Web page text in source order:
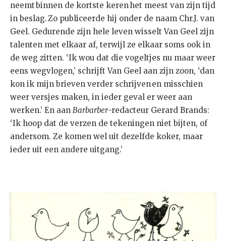
neemt binnen de kortste keren het meest van zijn tijd
in beslag. Zo publiceerde hij onder de naam Chr.J. van
Geel. Gedurende zijn hele leven wisselt Van Geel zijn
talenten met elkaar af, terwijl ze elkaar soms ook in
de weg zitten. ‘Ik wou dat die vogeltjes nu maar weer
eens wegvlogen,’ schrijft Van Geel aan zijn zoon, ‘dan
kon ik mijn brieven verder schrijven en misschien
weer versjes maken, in ieder geval er weer aan
werken.’ En aan Barbarber-redacteur Gerard Brands:
‘Ik hoop dat de verzen de tekeningen niet bijten, of
andersom. Ze komen wel uit dezelfde koker, maar
ieder uit een andere uitgang.’